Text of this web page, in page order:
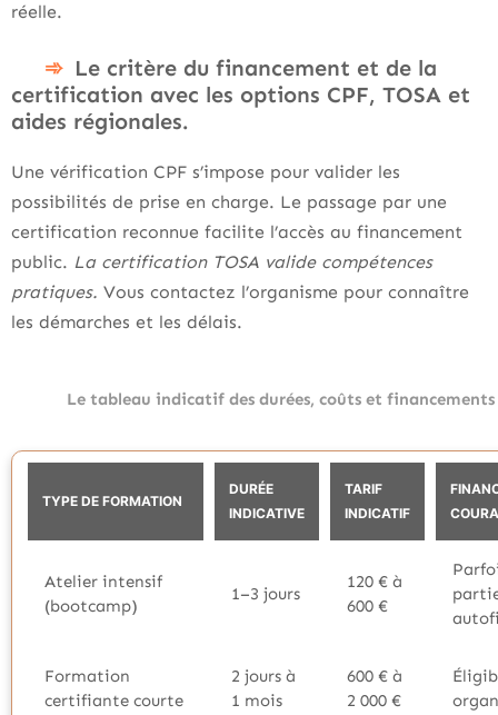
réelle.
Le critère du financement et de la
certification avec les options CPF, TOSA et
aides régionales.
Une vérification CPF s’impose pour valider les
possibilités de prise en charge. Le passage par une
certification reconnue facilite l’accès au financement
public. La certification TOSA valide compétences
pratiques. Vous contactez l’organisme pour connaître
les démarches et les délais.
Le tableau indicatif des durées, coûts et financements
TYPE DE FORMATION
DURÉE
INDICATIVE
TARIF
INDICATIF
Atelier intensif
(bootcamp)
1–3 jours
120 € à
600 €
Formation
certifiante courte
2 jours à
1 mois
600 € à
2 000 €